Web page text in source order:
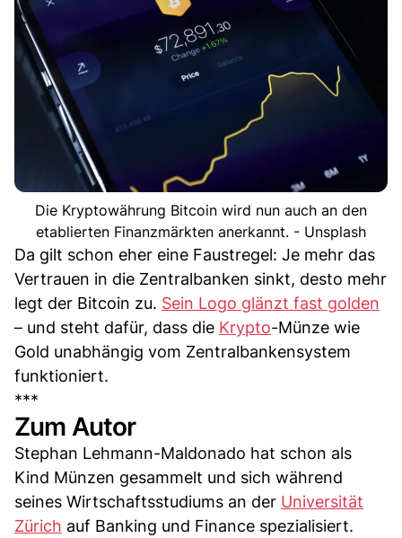
Die Kryptowährung Bitcoin wird nun auch an den
etablierten Finanzmärkten anerkannt. - Unsplash
Da gilt schon eher eine Faustregel: Je mehr das
Vertrauen in die Zentralbanken sinkt, desto mehr
legt der Bitcoin zu. Sein Logo glänzt fast golden
– und steht dafür, dass die Krypto-Münze wie
Gold unabhängig vom Zentralbankensystem
funktioniert.
***
Zum Autor
Stephan Lehmann-Maldonado hat schon als
Kind Münzen gesammelt und sich während
seines Wirtschaftsstudiums an der Universität
Zürich auf Banking und Finance spezialisiert.